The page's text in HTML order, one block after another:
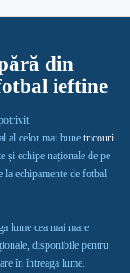
din
ieftine
al celor mai bune tricouri
și echipe naționale de pe
la echipamente de fotbal
lume cea mai mare
disponibile pentru
în întreaga lume.